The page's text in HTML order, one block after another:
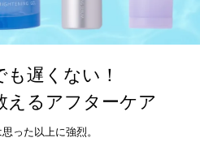
も遅くない！
えるアフターケア
った以上に強烈。